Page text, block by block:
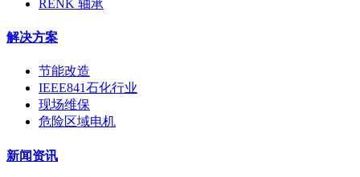
RENK 轴承
解决方案
节能改造
IEEE841石化行业
现场维保
危险区域电机
新闻资讯